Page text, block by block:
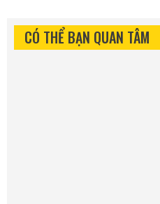
CÓ THỂ BẠN QUAN TÂM